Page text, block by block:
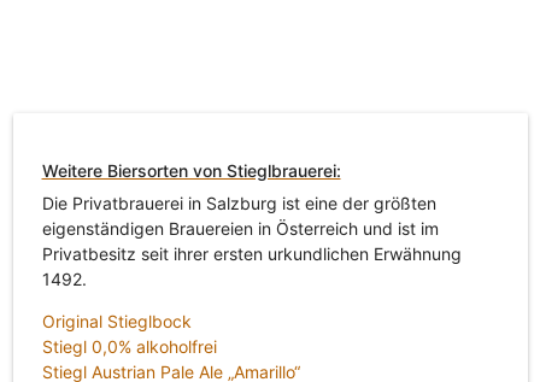
Weitere Biersorten von Stieglbrauerei:
Die Privatbrauerei in Salzburg ist eine der größten
eigenständigen Brauereien in Österreich und ist im
Privatbesitz seit ihrer ersten urkundlichen Erwähnung
1492.
Original Stieglbock
Stiegl 0,0% alkoholfrei
Stiegl Austrian Pale Ale „Amarillo“